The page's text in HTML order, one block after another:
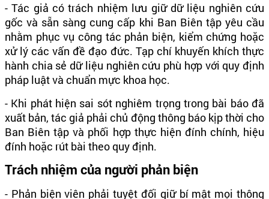
- Tác giả có trách nhiệm lưu giữ dữ liệu nghiên cứu
gốc và sẵn sàng cung cấp khi Ban Biên tập yêu cầu
nhằm phục vụ công tác phản biện, kiểm chứng hoặc
xử lý các vấn đề đạo đức. Tạp chí khuyến khích thực
hành chia sẻ dữ liệu nghiên cứu phù hợp với quy định
pháp luật và chuẩn mực khoa học.
- Khi phát hiện sai sót nghiêm trọng trong bài báo đã
xuất bản, tác giả phải chủ động thông báo kịp thời cho
Ban Biên tập và phối hợp thực hiện đính chính, hiệu
đính hoặc rút bài theo quy định.
Trách nhiệm của người phản biện
- Phản biện viên phải tuyệt đối giữ bí mật mọi thông